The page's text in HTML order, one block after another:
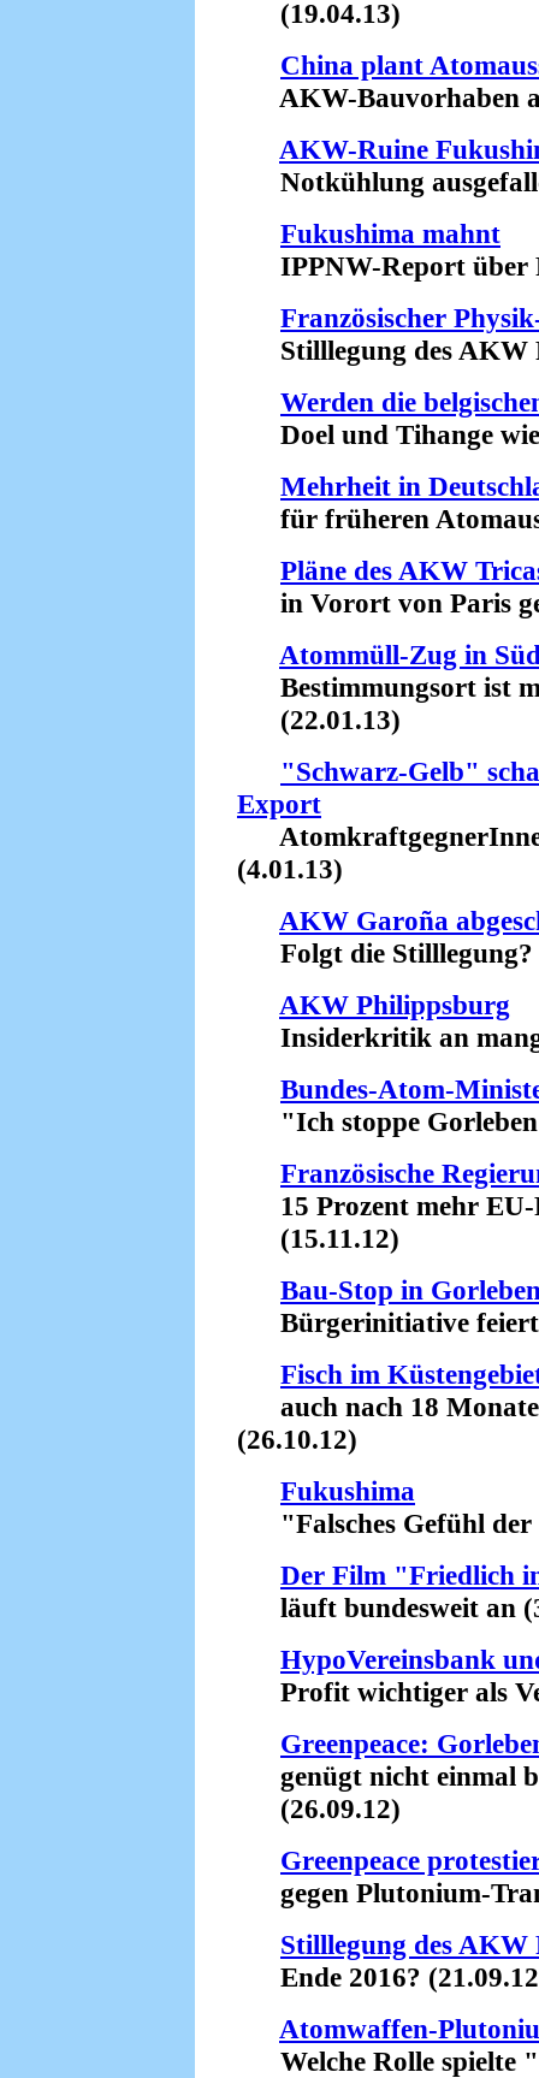
(19.04.13)
China plant
AKW-Bauvorhaben
AKW-Ruine
Notkühlung
Fukushima mahnt
IPPNW-Report über
Französischer
Stilllegung des AKW
Werden die
Doel und Tihange
Mehrheit in
für früheren
Pläne des AKW
in Vorort von Paris
Atommüll-Zug in
Bestimmungsort ist
(22.01.13)
"Schwarz-Gelb"
Export
(4.01.13)
AKW Garoña
Folgt die Stilllegung?
AKW Philippsburg
Insiderkritik an
Bundes-Atom-
"Ich stoppe
Französische
15 Prozent mehr EU-
(15.11.12)
Bau-Stop in
Bürgerinitiative feiert
Fisch im
auch nach 18
(26.10.12)
Fukushima
"Falsches Gefühl der
Der Film "Friedlich
läuft bundesweit an
HypoVereinsbank
Profit wichtiger als
Greenpeace:
genügt nicht einmal
(26.09.12)
Greenpeace
gegen Plutonium-
Stilllegung des AKW
Ende 2016?
Atomwaffen-
Welche Rolle spielte